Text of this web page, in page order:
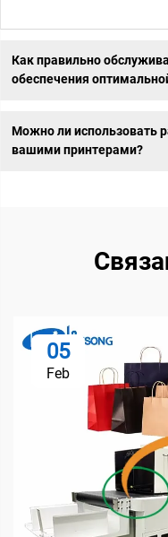
Как правильно
обеспечения
Можно ли использовать
вашими принтерами?
05
Feb